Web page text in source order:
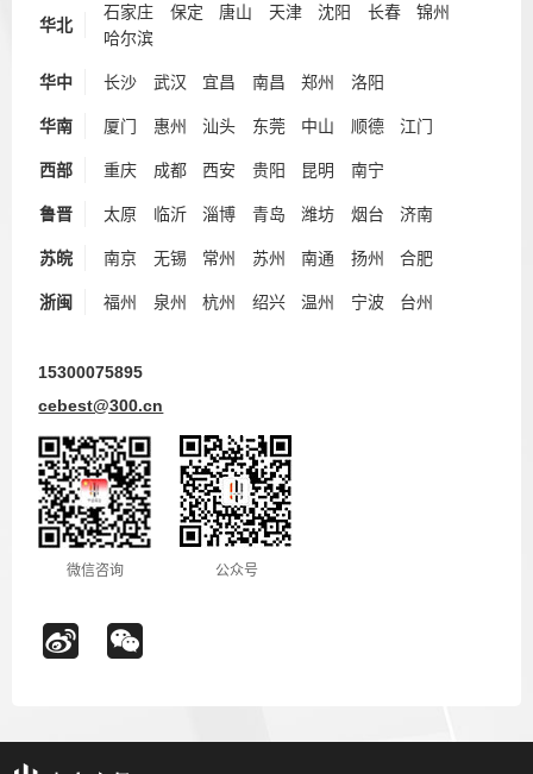
华北
石家庄 保定 唐山 天津 沈阳 长春
锦州
哈尔滨
华中 长沙 武汉 宜昌 南昌 郑州 洛阳
华南 厦门 惠州 汕头 东莞 中山 顺德 江门
西部 重庆 成都 西安 贵阳 昆明 南宁
鲁晋 太原 临沂 淄博 青岛 潍坊 烟台 济南
苏皖 南京 无锡 常州 苏州 南通 扬州 合肥
浙闽 福州 泉州 杭州 绍兴 温州 宁波 台州
15300075895
cebest@300.cn
微信咨询 公众号